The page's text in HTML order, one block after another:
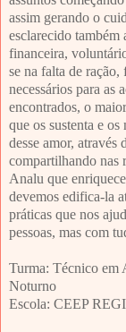
assim gerando o
esclarecido também
financeira,
se na falta de ração,
necessários para as
encontrados, o
que os sustenta e
desse amor, através
compartilhando nas
Analu que
devemos edifica-la
práticas que nos
pessoas, mas com
Turma: Técnico
Noturno
Escola: CEEP